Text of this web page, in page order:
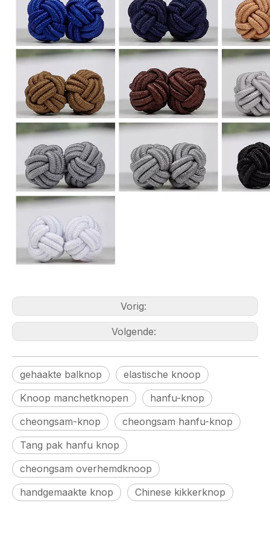
Vorig:
Volgende:
gehaakte balknop
elastische knoop
Knoop manchetknopen
hanfu-knop
cheongsam-knop
cheongsam hanfu-knop
Tang pak hanfu knop
cheongsam overhemdknoop
handgemaakte knop
Chinese kikkerknop